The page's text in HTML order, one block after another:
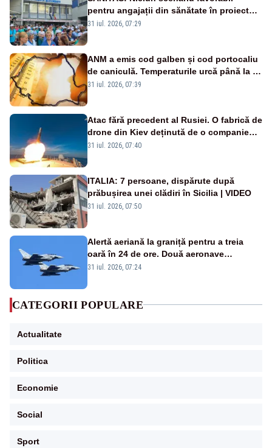
pentru angajații din sănătate în proiectul
Legii salarizării
31 iul. 2026, 07:29
ANM a emis cod galben și cod portocaliu
de caniculă. Temperaturile urcă până la 38
de grade, iar nopțile devin tropicale
31 iul. 2026, 07:39
Atac fără precedent al Rusiei. O fabrică de
drone din Kiev deținută de o companie
americană, distrusă de o rachetă
31 iul. 2026, 07:40
ITALIA: 7 persoane, dispărute după
prăbușirea unei clădiri în Sicilia | VIDEO
31 iul. 2026, 07:50
Alertă aeriană la graniță pentru a treia
oară în 24 de ore. Două aeronave
Eurofighter britanice au fost ridicate de la
31 iul. 2026, 07:24
CATEGORII POPULARE
Actualitate
Politica
Economie
Social
Sport